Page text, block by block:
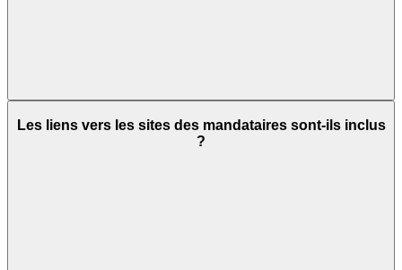
Les liens vers les sites des mandataires sont-ils inclus
?